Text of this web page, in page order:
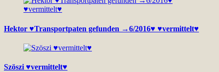
Hektor ♥Transportpaten gefunden →6/2016♥ ♥vermittelt♥
Szöszi ♥vermittelt♥